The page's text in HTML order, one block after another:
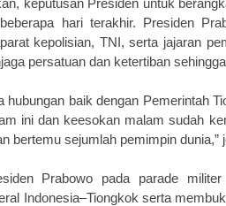
keputusan Presiden untuk
hari terakhir. Presiden
kepolisian, TNI, serta jajaran
persatuan dan ketertiban
hubungan baik dengan Pemerintah
ini dan keesokan malam sudah
bertemu sejumlah pemimpin dunia,”
Prabowo pada parade
Indonesia–Tiongkok serta